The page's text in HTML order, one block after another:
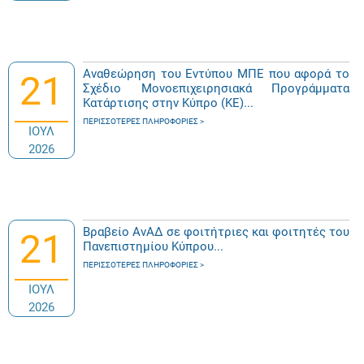
21
ΙΟΥΛ
2026
Αναθεώρηση του Εντύπου ΜΠΕ που αφορά το
Σχέδιο Μονοεπιχειρησιακά Προγράμματα
Κατάρτισης στην Κύπρο (ΚΕ)...
ΠΕΡΙΣΣΌΤΕΡΕΣ ΠΛΗΡΟΦΟΡΊΕΣ
21
ΙΟΥΛ
2026
Βραβείο ΑνΑΔ σε φοιτήτριες και φοιτητές του
Πανεπιστημίου Κύπρου...
ΠΕΡΙΣΣΌΤΕΡΕΣ ΠΛΗΡΟΦΟΡΊΕΣ